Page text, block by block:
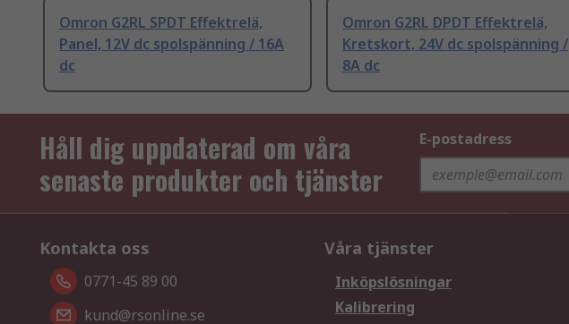
Omron G2RL SPDT Effektrelä,
Panel, 12V dc spolspänning / 16A
dc
Omron G2RL DPDT Effektrelä,
Kretskort, 24V dc spolspänning /
8A dc
Håll dig uppdaterad om våra
senaste produkter och tjänster
E-postadress
Kontakta oss
0771-45 89 00
kund@rsonline.se
Våra tjänster
Inköpslösningar
Kalibrering